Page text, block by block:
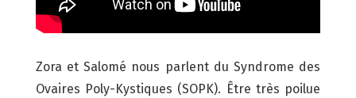
Zora et Salomé nous parlent du Syndrome des
Ovaires Poly-Kystiques (SOPK). Être très poilue